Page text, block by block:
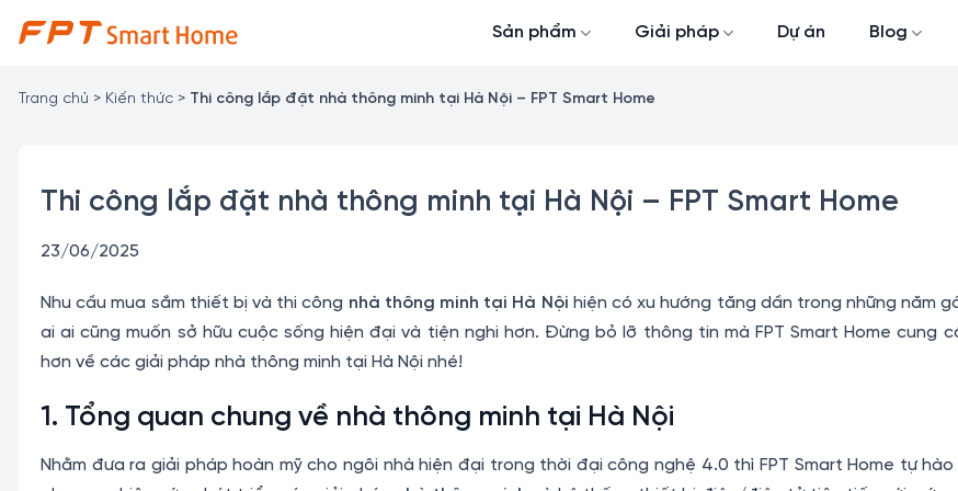
đến
dung
Sản phẩm Giải pháp Dự án Blog
Trang chủ > Kiến thức > Thi công lắp đặt nhà thông minh tại Hà Nội – FPT Smart Home
Thi công lắp đặt nhà thông minh tại Hà Nội – FPT Smart Home
23/06/2025
Nhu cầu mua sắm thiết bị và thi công nhà thông minh tại Hà Nội hiện có xu hướng tăng dần trong những năm
ai ai cũng muốn sở hữu cuộc sống hiện đại và tiện nghi hơn. Đừng bỏ lỡ thông tin mà FPT Smart Home cung
hơn về các giải pháp nhà thông minh tại Hà Nội nhé!
1. Tổng quan chung về nhà thông minh tại Hà Nội
Nhằm đưa ra giải pháp hoàn mỹ cho ngôi nhà hiện đại trong thời đại công nghệ 4.0 thì FPT Smart Home tự